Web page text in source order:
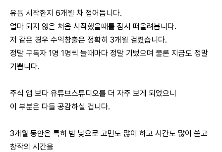
유튭 시작한지 6개월 차 접어듭니다.
얼마 되지 않은 처음 시작했을때를 잠시 떠올려봅니다.
저 같은 경우 수익창출은 정확히 3개월 걸렸습니다.
정말 구독자 1명 1명씩 늘때마다 정말 기뻤으며 물론 지금도 정말
기쁩니다.
주식 앱 보다 유튜브스튜디오를 더 자주 보게 되었으니
이 부분은 다들 공감하실 겁니다.
3개월 동안은 특히 밤 낮으로 고민도 많이 하고 시간도 많이 쏟고
창작의 시간을